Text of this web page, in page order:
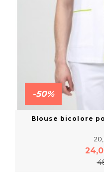
-50%
Blouse bicolore